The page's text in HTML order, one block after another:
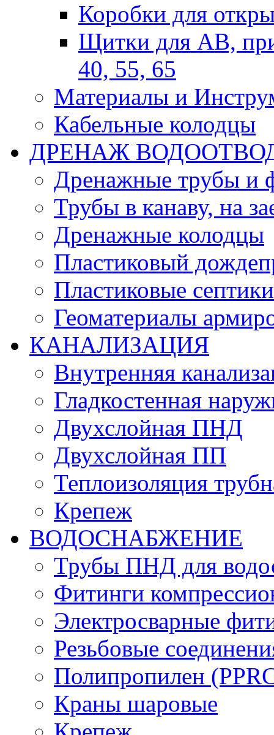
Коробки для
Щитки для АВ,
40, 55, 65
Материалы и
Кабельные колодцы
ДРЕНАЖ
Дренажные трубы и
Трубы в канаву, на
Дренажные колодцы
Пластиковый
Пластиковые септики
Геоматериалы
КАНАЛИЗАЦИЯ
Внутренняя
Гладкостенная
Двухслойная ПНД
Двухслойная ПП
Теплоизоляция
Крепеж
ВОДОСНАБЖЕНИЕ
Трубы ПНД для
Фитинги
Электросварные
Резьбовые
Полипропилен
Краны шаровые